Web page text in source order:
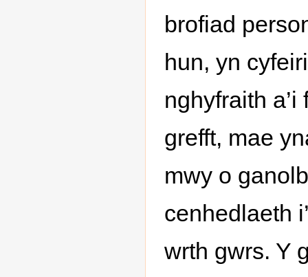
brofiad
hun, yn
nghyfraith
grefft, mae
mwy o
cenhedlaeth
wrth gwrs. Y